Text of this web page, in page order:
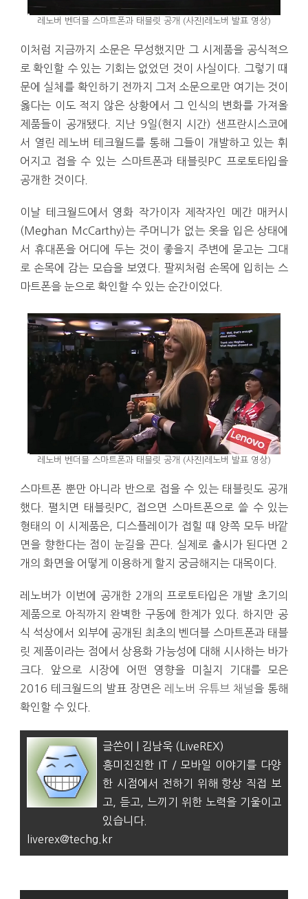
레노버 벤더블 스마트폰과 태블릿 공개 (사진|레노버 발표 영상)
이처럼 지금까지 소문은 무성했지만 그 시제품을 공식적으
로 확인할 수 있는 기회는 없었던 것이 사실이다. 그렇기 때
문에 실체를 확인하기 전까지 그저 소문으로만 여기는 것이
옳다는 이도 적지 않은 상황에서 그 인식의 변화를 가져올
제품들이 공개됐다. 지난 9일(현지 시간) 샌프란시스코에
서 열린 레노버 테크월드를 통해 그들이 개발하고 있는 휘
어지고 접을 수 있는 스마트폰과 태블릿PC 프로토타입을
공개한 것이다.
이날 테크월드에서 영화 작가이자 제작자인 메간 매커시
(Meghan McCarthy)는 주머니가 없는 옷을 입은 상태에
서 휴대폰을 어디에 두는 것이 좋을지 주변에 묻고는 그대
로 손목에 감는 모습을 보였다. 팔찌처럼 손목에 입히는 스
마트폰을 눈으로 확인할 수 있는 순간이었다.
레노버 벤더블 스마트폰과 태블릿 공개 (사진|레노버 발표 영상)
스마트폰 뿐만 아니라 반으로 접을 수 있는 태블릿도 공개
했다. 펼치면 태블릿PC, 접으면 스마트폰으로 쓸 수 있는
형태의 이 시제품은, 디스플레이가 접힐 때 양쪽 모두 바깥
면을 향한다는 점이 눈길을 끈다. 실제로 출시가 된다면 2
개의 화면을 어떻게 이용하게 할지 궁금해지는 대목이다.
레노버가 이번에 공개한 2개의 프로토타입은 개발 초기의
제품으로 아직까지 완벽한 구동에 한계가 있다. 하지만 공
식 석상에서 외부에 공개된 최초의 벤더블 스마트폰과 태블
릿 제품이라는 점에서 상용화 가능성에 대해 시사하는 바가
크다. 앞으로 시장에 어떤 영향을 미칠지 기대를 모은
2016 테크월드의 발표 장면은 레노버 유튜브 채널을 통해
확인할 수 있다.
글쓴이 | 김남욱 (LiveREX)
흥미진진한 IT / 모바일 이야기를 다양
한 시점에서 전하기 위해 항상 직접 보
고, 듣고, 느끼기 위한 노력을 기울이고
있습니다.
liverex@techg.kr